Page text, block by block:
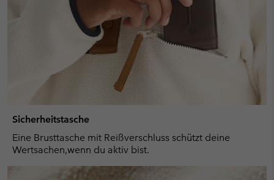
Sicherheitstasche
Eine Brusttasche mit Reißverschluss schützt deine
Wertsachen,wenn du aktiv bist.